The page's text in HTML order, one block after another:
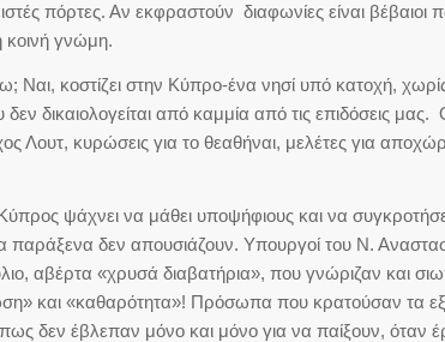
πόρτες. Αν εκφραστούν διαφωνίες είναι βέβαιοι
κοινή γνώμη.
κοστίζει στην Κύπρο-ένα νησί υπό κατοχή, χωρίς
δικαιολογείται από καμμία από τις επιδόσεις μας.
Λουτ, κυρώσεις για το θεαθήναι, μελέτες για
ψάχνει να μάθει υποψήφιους και να
παράξενα δεν απουσιάζουν. Υπουργοί του Ν.
αβέρτα «χρυσά διαβατήρια», που γνώριζαν και
και «καθαρότητα»! Πρόσωπα που κρατούσαν τα
δεν έβλεπαν μόνο και μόνο για να παίξουν, όταν